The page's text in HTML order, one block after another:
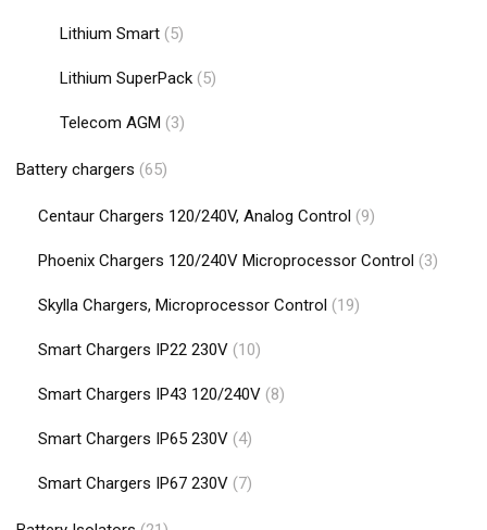
Lithium Smart (5)
Lithium SuperPack (5)
Telecom AGM (3)
Battery chargers (65)
Centaur Chargers 120/240V, Analog Control (9)
Phoenix Chargers 120/240V Microprocessor Control (3)
Skylla Chargers, Microprocessor Control (19)
Smart Chargers IP22 230V (10)
Smart Chargers IP43 120/240V (8)
Smart Chargers IP65 230V (4)
Smart Chargers IP67 230V (7)